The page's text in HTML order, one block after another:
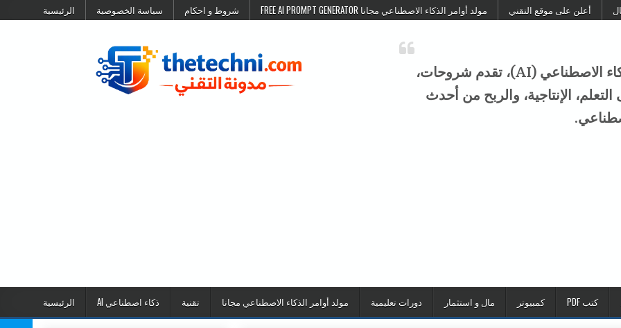
الرئيسية سياسة الخصوصية شروط و احكام مولد أوامر الذكاء الاصطناعي مجانا FREE AI PROMPT GENERATOR أعلن على موقع التقني
موقع التقني هو منصة عربية متخصصة في الذكاء الاصطناعي (AI)، تقدم شروحات،
الإنتاجية، والربح من أحدث
الرئيسية ذكاء اصطناعي AI تقنية مولد أوامر الذكاء الاصطناعي مجانا دورات تعليمية مال و استثمار كمبيوتر كتب PDF